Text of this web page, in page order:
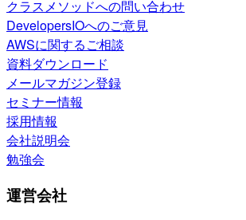
クラスメソッドへの問い合わせ
DevelopersIOへのご意見
AWSに関するご相談
資料ダウンロード
メールマガジン登録
セミナー情報
採用情報
会社説明会
勉強会
運営会社